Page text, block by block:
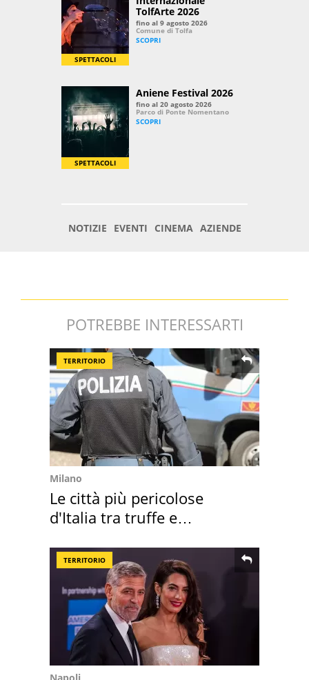
POTREBBE INTERESSARTI
TERRITORIO
Milano
Le città più pericolose
d'Italia tra truffe e
TERRITORIO